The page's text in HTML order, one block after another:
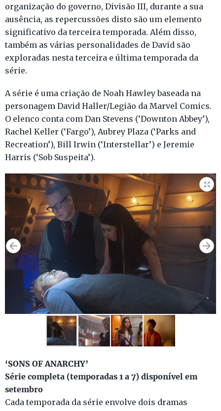
organização do governo, Divisão III, durante a sua
ausência, as repercussões disto são um elemento
significativo da terceira temporada. Além disso,
também as várias personalidades de David são
exploradas nesta terceira e última temporada da
série.
A série é uma criação de Noah Hawley baseada na
personagem David Haller/Legião da Marvel Comics.
O elenco conta com Dan Stevens (‘Downton Abbey’),
Rachel Keller (‘Fargo’), Aubrey Plaza (‘Parks and
Recreation’), Bill Irwin (‘Interstellar’) e Jeremie
Harris (‘Sob Suspeita’).
‘SONS OF ANARCHY’
Série completa (temporadas 1 a 7) disponível em
setembro
Cada temporada da série envolve dois dramas